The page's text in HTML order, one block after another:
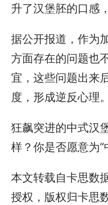
升了汉堡胚的口感
据公开报道，作为
方面存在的问题也
宜，这些问题出来
度，形成逆反心理。
狂飙突进的中式汉
样？你是否愿意为“
本文转载自卡思数
授权，版权归卡思